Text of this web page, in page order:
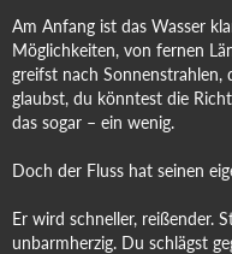
Am Anfang ist das Wasser
Möglichkeiten, von fernen
greifst nach Sonnenstrahlen,
glaubst, du könntest die
das sogar – ein wenig.
Doch der Fluss hat seinen
Er wird schneller, reißender.
unbarmherzig. Du schlägst